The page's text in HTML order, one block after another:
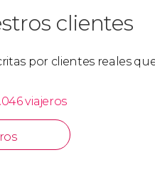
clientes
por clientes reales
viajeros